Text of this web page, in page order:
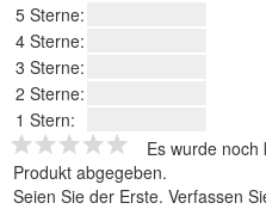
5 Sterne:
4 Sterne:
3 Sterne:
2 Sterne:
1 Stern:
Es wurde
Produkt abgegeben.
Seien Sie der Erste. Verfassen